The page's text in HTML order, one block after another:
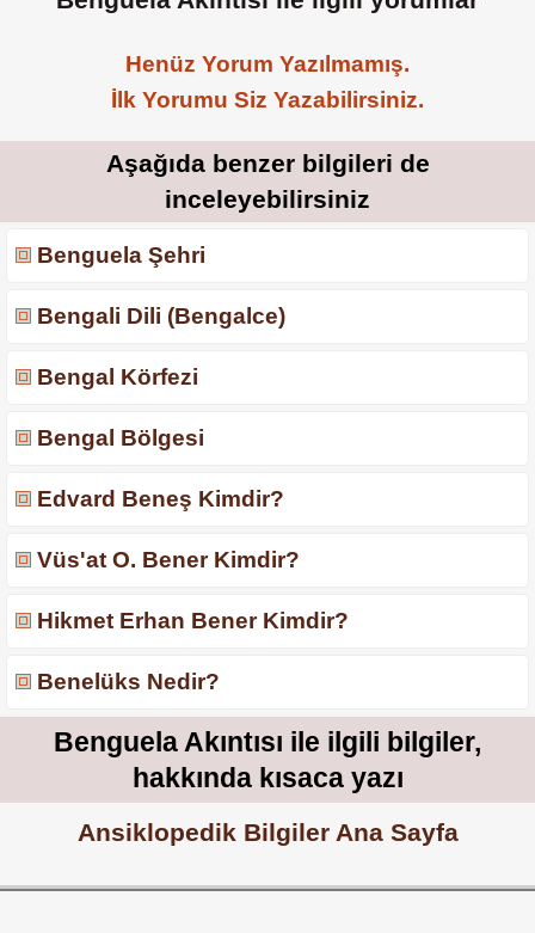
Henüz Yorum Yazılmamış.
İlk Yorumu Siz Yazabilirsiniz.
Aşağıda benzer bilgileri de
inceleyebilirsiniz
Benguela Şehri
Bengali Dili (Bengalce)
Bengal Körfezi
Bengal Bölgesi
Edvard Beneş Kimdir?
Vüs'at O. Bener Kimdir?
Hikmet Erhan Bener Kimdir?
Benelüks Nedir?
Benguela Akıntısı ile ilgili bilgiler,
hakkında kısaca yazı
Ansiklopedik Bilgiler Ana Sayfa